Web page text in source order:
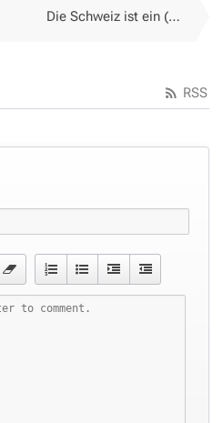
Die Schweiz ist ein (schönes) Büro
RSS